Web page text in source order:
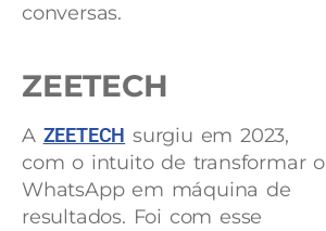
conversas.
ZEETECH
A ZEETECH surgiu em 2023,
com o intuito de transformar o
WhatsApp em máquina de
resultados. Foi com esse